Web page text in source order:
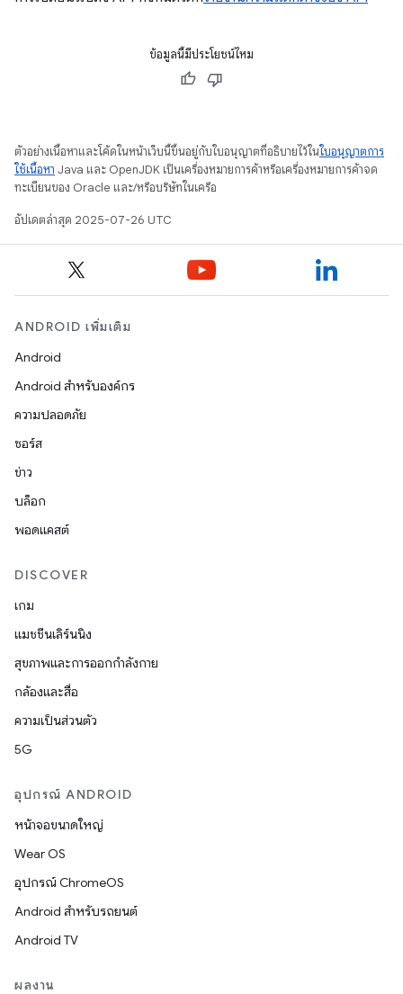
ข้อมูลนี้มีประโยชน์ไหม
ตัวอย่างเนื้อหาและโค้ดในหน้าเว็บนี้ขึ้นอยู่กับใบอนุญาตที่อธิบายไว้ในใบอนุญาตการ
ใช้เนื้อหา Java และ OpenJDK เป็นเครื่องหมายการค้าหรือเครื่องหมายการค้าจด
ทะเบียนของ Oracle และ/หรือบริษัทในเครือ
อัปเดตล่าสุด 2025-07-26 UTC
ANDROID เพิ่มเติม
Android
Android สำหรับองค์กร
ความปลอดภัย
ซอร์ส
ข่าว
บล็อก
พอดแคสต์
DISCOVER
เกม
แมชชีนเลิร์นนิง
สุขภาพและการออกกำลังกาย
กล้องและสื่อ
ความเป็นส่วนตัว
5G
อุปกรณ์ ANDROID
หน้าจอขนาดใหญ่
Wear OS
อุปกรณ์ ChromeOS
Android สำหรับรถยนต์
Android TV
ผลงาน